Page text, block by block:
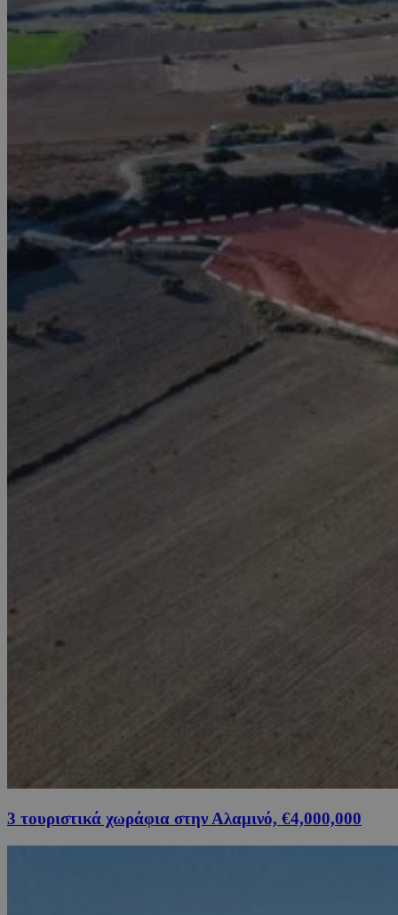
3 τουριστικά χωράφια στην Αλαμινό, €4,000,000